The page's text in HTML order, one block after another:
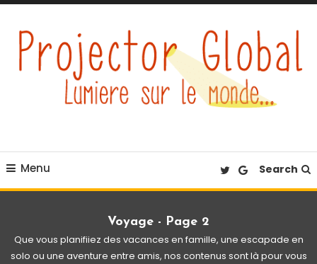
Skip
Content
Menu Search
Voyage - Page 2
Que vous planifiiez des vacances en famille, une escapade en
solo ou une aventure entre amis, nos contenus sont là pour vous